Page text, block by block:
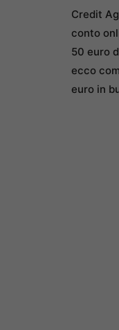
Credit
conto
50 euro
ecco
euro in